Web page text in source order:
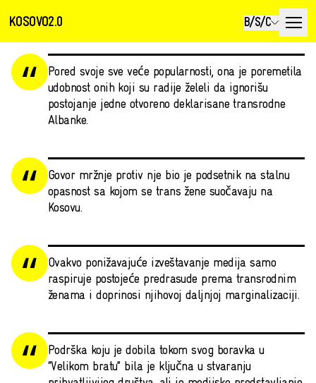
KOSOVO2.0 B/S/C
Pored svoje sve veće popularnosti, ona je poremetila
udobnost onih koji su radije želeli da ignorišu
postojanje jedne otvoreno deklarisane transrodne
Albanke.
Govor mržnje protiv nje bio je podsetnik na stalnu
opasnost sa kojom se trans žene suočavaju na
Kosovu.
Ovakvo ponižavajuće izveštavanje medija samo
raspiruje postojeće predrasude prema transrodnim
ženama i doprinosi njihovoj daljnjoj marginalizaciji.
Podrška koju je dobila tokom svog boravka u
“Velikom bratu” bila je ključna u stvaranju